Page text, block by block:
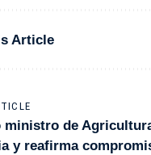
Article
ministro de
y reafirma